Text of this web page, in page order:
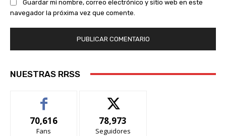
Guardar mi nombre, correo electrónico y sitio web en este
navegador la próxima vez que comente.
NUESTRAS RRSS
70,616
Fans
78,973
Seguidores